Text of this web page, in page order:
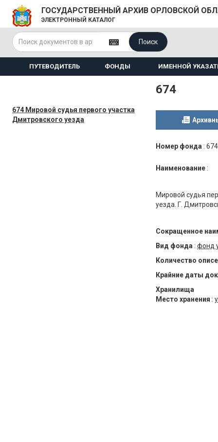
ГОСУДАРСТВЕННЫЙ АРХИВ ОРЛОВСКОЙ
ЭЛЕКТРОННЫЙ КАТАЛОГ
Поиск
ПУТЕВОДИТЕЛЬ ФОНДЫ ИМЕННОЙ
674 Мировой судья первого участка
Дмитровского уезда
674
Номер фонда : 674
Наименование :
Мировой судья
уезда. Г.
Сокращенное
Вид фонда : фонд
Количество
Крайние даты
Хранилища
Место хранения :